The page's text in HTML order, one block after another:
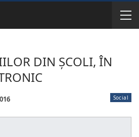
DIN ȘCOLI, ÎN
Social